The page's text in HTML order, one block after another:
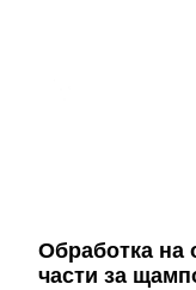
Обработка на
части за